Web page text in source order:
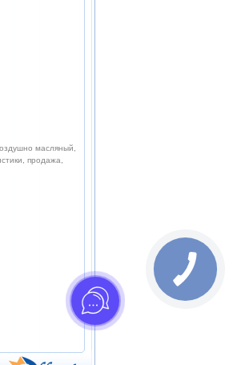
масляный,
продажа,